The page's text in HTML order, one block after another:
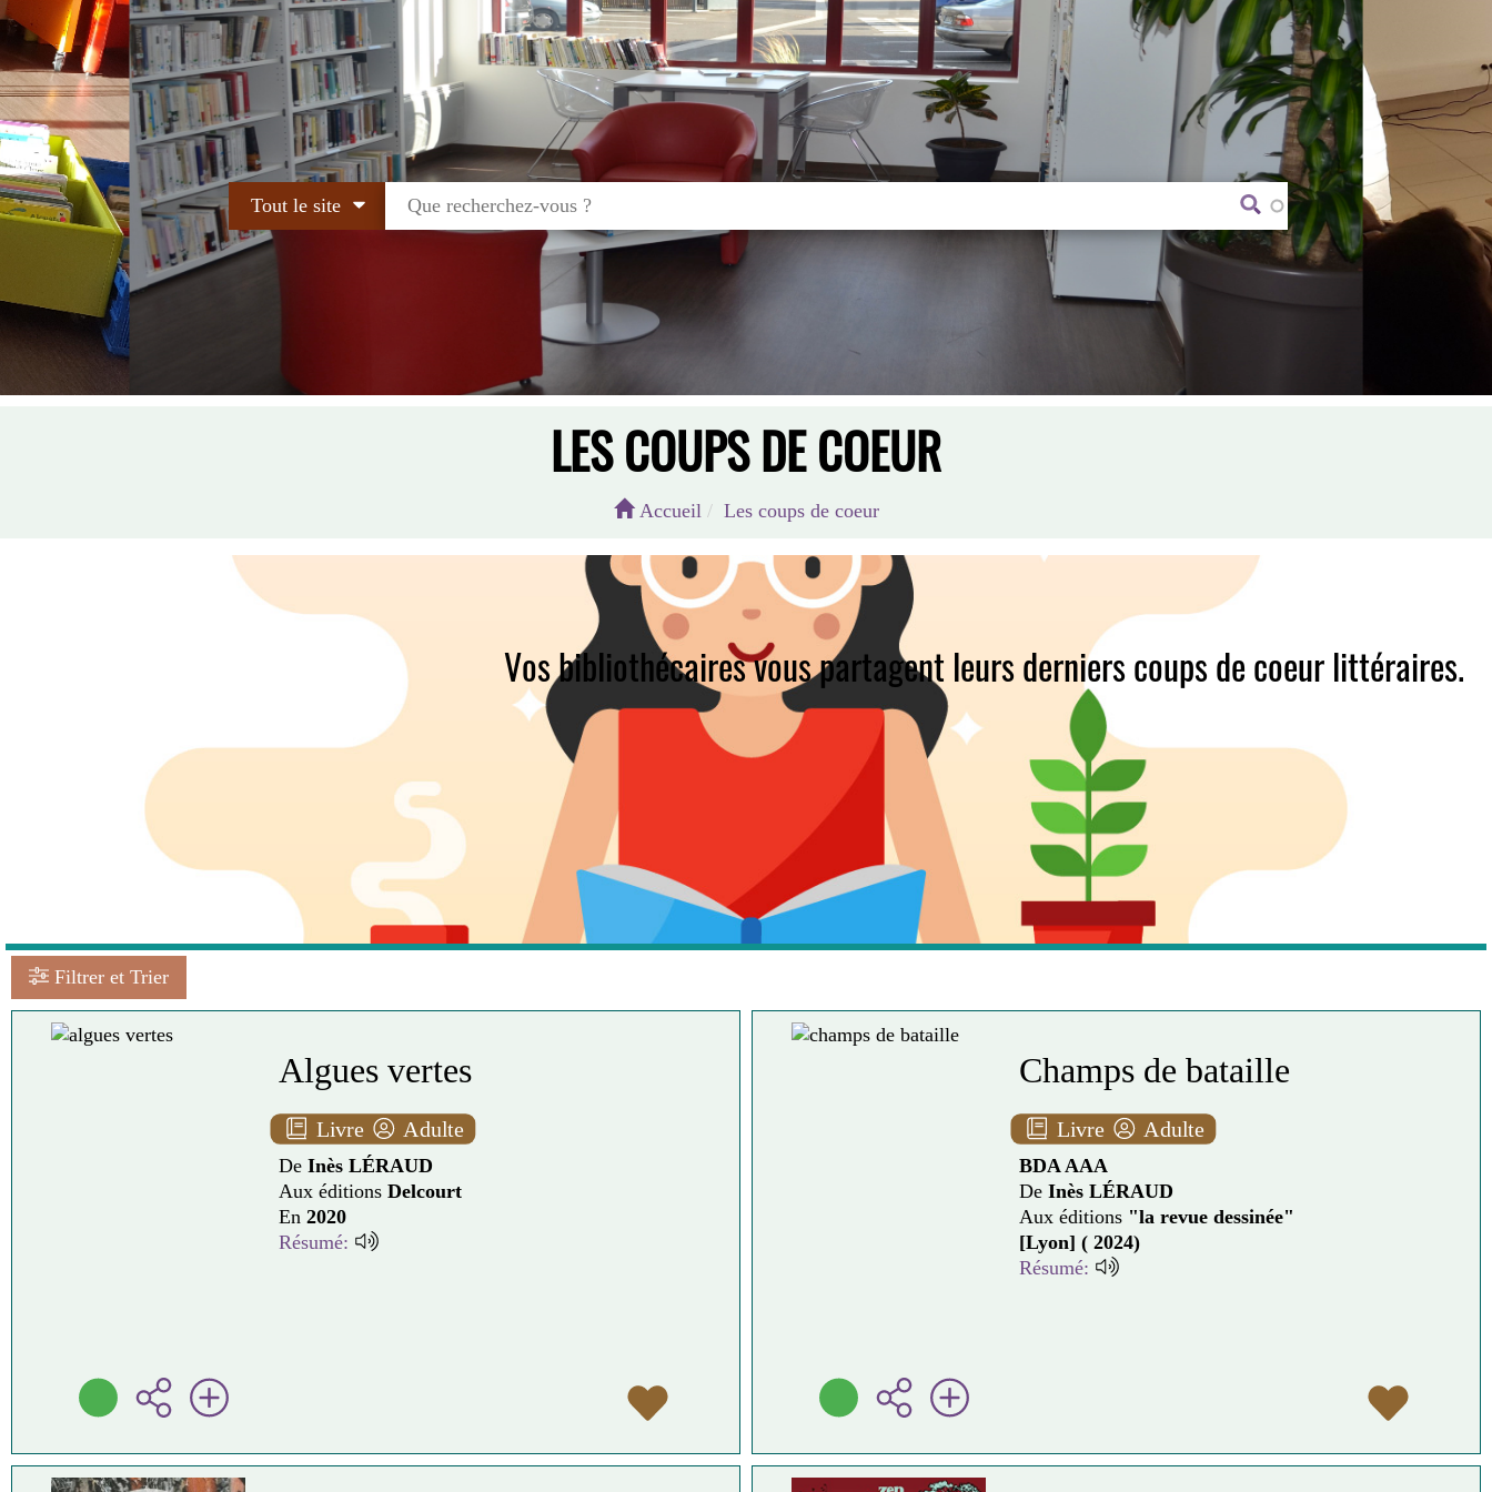
Tout le site
LES COUPS DE COEUR
Accueil Les coups de coeur
Vos bibliothécaires vous partagent leurs derniers coups de coeur littéraires.
Filtrer et Trier
Algues vertes
Livre Adulte
De Inès LÉRAUD
Aux éditions Delcourt
En 2020
Résumé:
Champs de bataille
Livre Adulte
BDA AAA
De Inès LÉRAUD
Aux éditions "la revue dessinée"
[Lyon] ( 2024)
Résumé: